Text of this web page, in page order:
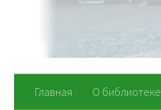
Главная О библиотеке